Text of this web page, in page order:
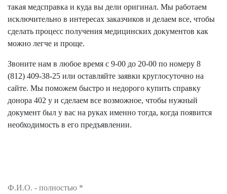
такая медсправка и куда вы дели оригинал. Мы работаем
исключительно в интересах заказчиков и делаем все, чтобы
сделать процесс получения медицинских документов как
можно легче и проще.
Звоните нам в любое время с 9-00 до 20-00 по номеру 8
(812) 409-38-25 или оставляйте заявки круглосуточно на
сайте. Мы поможем быстро и недорого купить справку
донора 402 у и сделаем все возможное, чтобы нужный
документ был у вас на руках именно тогда, когда появится
необходимость в его предъявлении.
Ф.И.О. - полностью *